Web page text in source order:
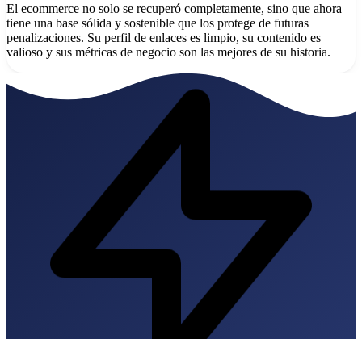
El ecommerce no solo se recuperó completamente, sino que ahora
tiene una base sólida y sostenible que los protege de futuras
penalizaciones. Su perfil de enlaces es limpio, su contenido es
valioso y sus métricas de negocio son las mejores de su historia.